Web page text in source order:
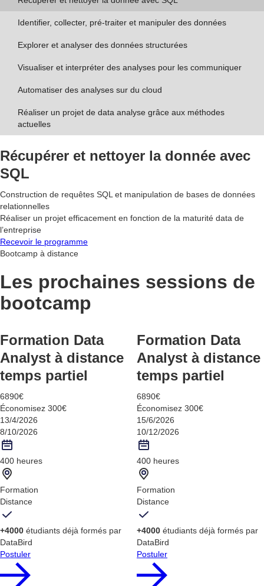
Identifier, collecter, pré-traiter et manipuler des données
Explorer et analyser des données structurées
Visualiser et interpréter des analyses pour les communiquer
Automatiser des analyses sur du cloud
Réaliser un projet de data analyse grâce aux méthodes
actuelles
Récupérer et nettoyer la donnée avec
SQL
Construction de requêtes SQL et manipulation de bases de données
relationnelles
Réaliser un projet efficacement en fonction de la maturité data de
l’entreprise
Recevoir le programme
Bootcamp à distance
Les prochaines sessions de
bootcamp
Formation Data
Analyst à distance
temps partiel
6890€
Économisez 300€
13/4/2026
8/10/2026
400 heures
Formation
Distance
+4000 étudiants déjà formés par
DataBird
Postuler
Formation Data
Analyst à distance
temps partiel
6890€
Économisez 300€
15/6/2026
10/12/2026
400 heures
Formation
Distance
+4000 étudiants déjà formés par
DataBird
Postuler